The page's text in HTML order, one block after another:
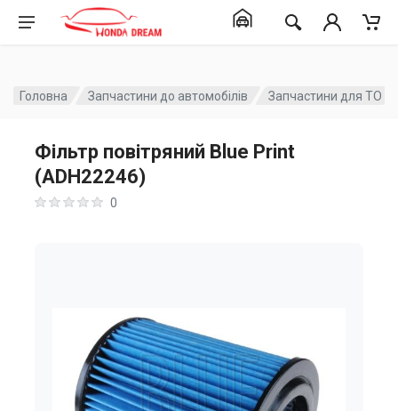
Головна Запчастини до автомобілів Запчастини для ТО
Фільтр повітряний Blue Print
(ADH22246)
0